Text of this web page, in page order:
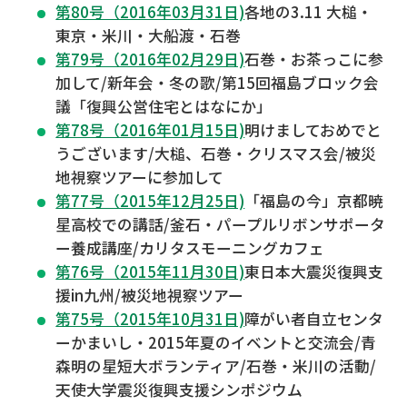
第80号（2016年03月31日)各地の3.11 大槌・
東京・米川・大船渡・石巻
第79号（2016年02月29日)石巻・お茶っこに参
加して/新年会・冬の歌/第15回福島ブロック会
議「復興公営住宅とはなにか」
第78号（2016年01月15日)明けましておめでと
うございます/大槌、石巻・クリスマス会/被災
地視察ツアーに参加して
第77号（2015年12月25日) 「福島の今」京都暁
星高校での講話/釜石・パープルリボンサポータ
ー養成講座/カリタスモーニングカフェ
第76号（2015年11月30日)東日本大震災復興支
援in九州/被災地視察ツアー
第75号（2015年10月31日)障がい者自立センタ
ーかまいし・2015年夏のイベントと交流会/青
森明の星短大ボランティア/石巻・米川の活動/
天使大学震災復興支援シンポジウム